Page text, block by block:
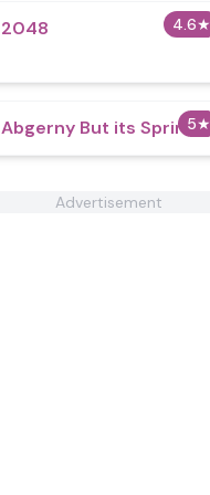
4.6★
2048
5★
Abgerny But its Sprinkle
Advertisement